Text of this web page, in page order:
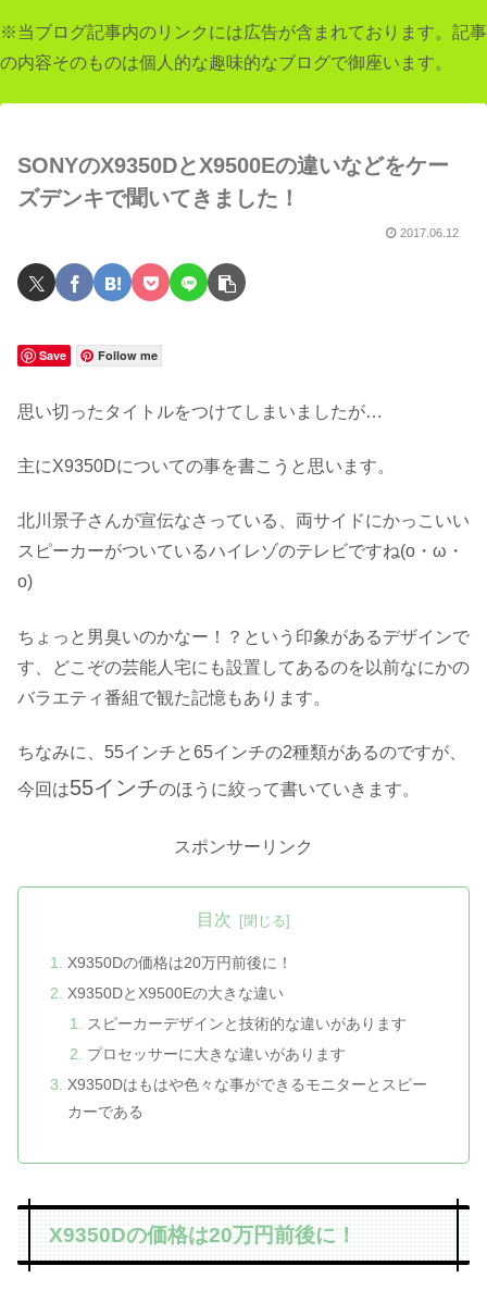
※当ブログ記事内のリンクには広告が含まれております。記事
の内容そのものは個人的な趣味的なブログで御座います。
SONYのX9350DとX9500Eの違いなどをケー
ズデンキで聞いてきました！
2017.06.12
Save Follow me
思い切ったタイトルをつけてしまいましたが…
主にX9350Dについての事を書こうと思います。
北川景子さんが宣伝なさっている、両サイドにかっこいい
スピーカーがついているハイレゾのテレビですね(o・ω・
o)
ちょっと男臭いのかなー！？という印象があるデザインで
す、どこぞの芸能人宅にも設置してあるのを以前なにかの
バラエティ番組で観た記憶もあります。
ちなみに、55インチと65インチの2種類があるのですが、
今回は55インチのほうに絞って書いていきます。
スポンサーリンク
目次
X9350Dの価格は20万円前後に！
X9350DとX9500Eの大きな違い
スピーカーデザインと技術的な違いがあります
プロセッサーに大きな違いがあります
X9350Dはもはや色々な事ができるモニターとスピー
カーである
X9350Dの価格は20万円前後に！